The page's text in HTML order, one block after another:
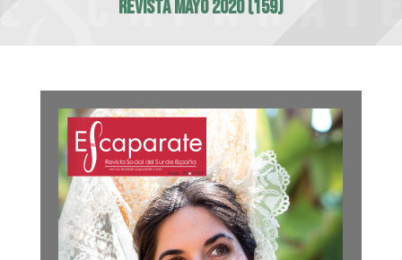
Revista Mayo 2020 (159)